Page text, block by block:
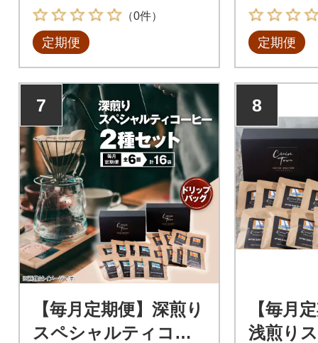
のままお届けします。
（0件）
定期便
グ5種セッ
定期便
7
【毎月定期便】深煎り
スペシャルティコー
8
【毎月
浅煎り